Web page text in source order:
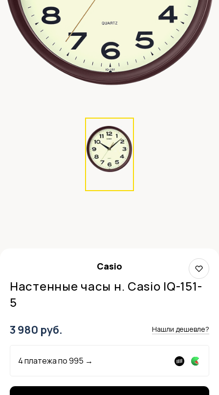
Casio
Настенные часы н. Casio IQ-151-
5
3 980 руб. Нашли дешевле?
4 платежа по995 →